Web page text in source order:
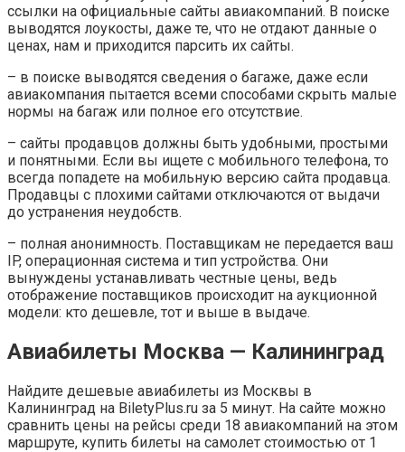
ссылки на официальные сайты авиакомпаний. В поиске
выводятся лоукосты, даже те, что не отдают данные о
ценах, нам и приходится парсить их сайты.
– в поиске выводятся сведения о багаже, даже если
авиакомпания пытается всеми способами скрыть малые
нормы на багаж или полное его отсутствие.
– сайты продавцов должны быть удобными, простыми
и понятными. Если вы ищете с мобильного телефона, то
всегда попадете на мобильную версию сайта продавца.
Продавцы с плохими сайтами отключаются от выдачи
до устранения неудобств.
– полная анонимность. Поставщикам не передается ваш
IP, операционная система и тип устройства. Они
вынуждены устанавливать честные цены, ведь
отображение поставщиков происходит на аукционной
модели: кто дешевле, тот и выше в выдаче.
Авиабилеты Москва — Калининград
Найдите дешевые авиабилеты из Москвы в
Калининград на BiletyPlus.ru за 5 минут. На сайте можно
сравнить цены на рейсы среди 18 авиакомпаний на этом
маршруте, купить билеты на самолет стоимостью от 1